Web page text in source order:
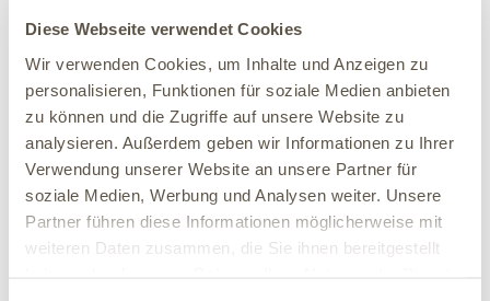
Diese Webseite verwendet Cookies
Wir verwenden Cookies, um Inhalte und Anzeigen zu
personalisieren, Funktionen für soziale Medien anbieten
zu können und die Zugriffe auf unsere Website zu
analysieren. Außerdem geben wir Informationen zu Ihrer
Verwendung unserer Website an unsere Partner für
soziale Medien, Werbung und Analysen weiter. Unsere
Partner führen diese Informationen möglicherweise mit
weiteren Daten zusammen, die Sie ihnen bereitgestellt
Verträglichkeit:Sehr gut
Ja, ich empfehle dieses Produkt
21.06.2026
Jill
Verifiziert
Unsere Seniorin nimmt die Leckerlis gerne an. Ich
bleibe jedoch bei 2 St. am Tag.